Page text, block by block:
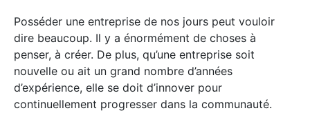
Posséder une entreprise de nos jours peut vouloir
dire beaucoup. Il y a énormément de choses à
penser, à créer. De plus, qu’une entreprise soit
nouvelle ou ait un grand nombre d’années
d’expérience, elle se doit d’innover pour
continuellement progresser dans la communauté.